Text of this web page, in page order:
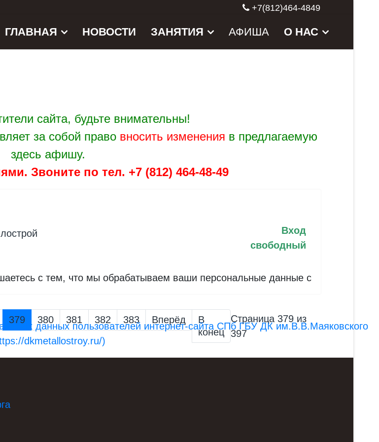
+7(812)464-4849
ГЛАВНАЯ НОВОСТИ ЗАНЯТИЯ АФИША О НАС
сайта, будьте внимательны!
за собой право вносить изменения в предлагаемую
здесь афишу.
Звоните по тел. +7 (812) 464-48-49
Вход
свободный
379 380 381 382 383 Вперёд
В
конец
Страница 379 из
397
с тем, что мы обрабатываем ваши персональные данные с
данных пользователей интернет-сайта СПб ГБУ ДК им.В.В.Маяковского
dkmetallostroy.ru/)